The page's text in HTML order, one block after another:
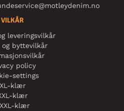
VILKÅR
leveringsvilkår
og byttevilkår
policy
settings
XL-klær
klær
klær